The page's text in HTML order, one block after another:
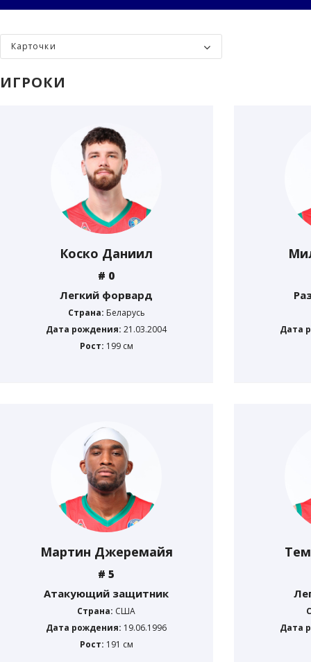
Карточки
ИГРОКИ
Коско Даниил
# 0
Легкий форвард
Страна: Беларусь
Дата рождения:21.03.2004
Рост: 199 см
Дата
Мартин Джеремайя
# 5
Атакующий защитник
Страна: США
Дата рождения: 19.06.1996
Рост: 191 см
Дата